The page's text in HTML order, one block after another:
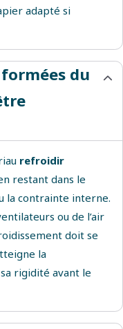
adapté si
du
refroidir
restant dans le
la contrainte interne.
ou de l’air
doit se
la
rigidité avant le